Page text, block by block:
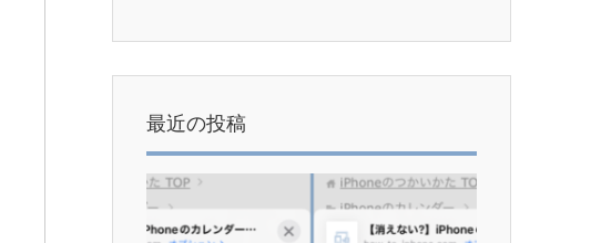
最近の投稿